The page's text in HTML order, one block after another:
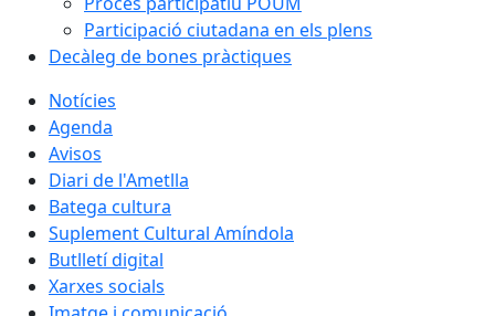
Participació ciutadana en els plens
Decàleg de bones pràctiques
Notícies
Agenda
Avisos
Diari de l'Ametlla
Batega cultura
Suplement Cultural Amíndola
Butlletí digital
Xarxes socials